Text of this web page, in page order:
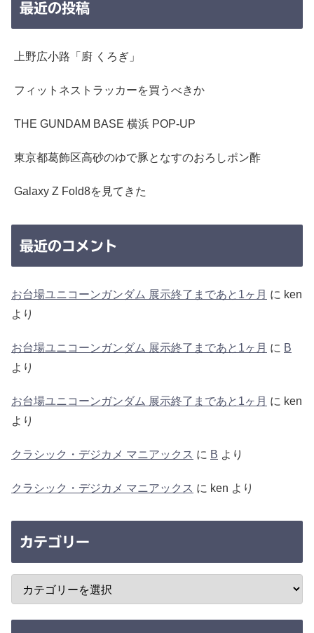
最近の投稿
上野広小路「廚 くろぎ」
フィットネストラッカーを買うべきか
THE GUNDAM BASE 横浜 POP-UP
東京都葛飾区高砂のゆで豚となすのおろしポン酢
Galaxy Z Fold8を見てきた
最近のコメント
お台場ユニコーンガンダム 展示終了まであと1ヶ月 に ken
より
お台場ユニコーンガンダム 展示終了まであと1ヶ月 に B
より
お台場ユニコーンガンダム 展示終了まであと1ヶ月 に ken
より
クラシック・デジカメ マニアックス に B より
クラシック・デジカメ マニアックス に ken より
カテゴリー